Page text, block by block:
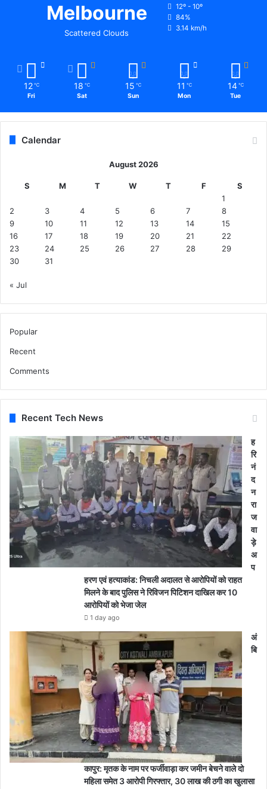
Melbourne
Scattered Clouds
12º - 10º
84%
3.14 km/h
12 ℃
Fri
18 ℃
Sat
15 ℃
Sun
11 ℃
Mon
14 ℃
Tue
Calendar
August 2026
S M T W T F
S
1
2
3 4 5 6 7
8
9
10 11 12 13 14
15
16
17 18 19 20 21
22
23
24 25 26 27 28
29
30
31
« Jul
Popular
Recent
Comments
Recent Tech News
ह
रि
नं
द
न
रा
ज
वा
ड़े
अ
प
हरण एवं हत्याकांड: निचली अदालत से आरोपियों को राहत
मिलने के बाद पुलिस ने रिविजन पिटिशन दाखिल कर 10
आरोपियों को भेजा जेल
1 day ago
अं
बि
कापुर: मृतक के नाम पर फर्जीवाड़ा कर जमीन बेचने वाले दो
महिला समेत 3 आरोपी गिरफ्तार, 30 लाख की ठगी का खुलासा